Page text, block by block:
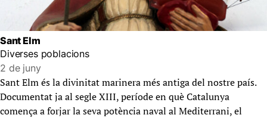
Sant Elm
Diverses poblacions
2 de juny
Sant Elm és la divinitat marinera més antiga del nostre país.
Documentat ja al segle XIII, període en què Catalunya
comença a forjar la seva potència naval al Mediterrani, el